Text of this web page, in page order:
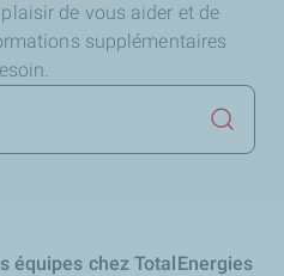
de vous aider et de
supplémentaires
équipes chez TotalEnergies